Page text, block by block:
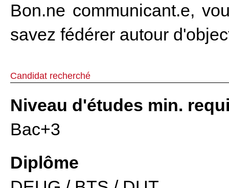
Bon.ne communicant.e,
savez fédérer autour
Candidat recherché
Niveau d'études min.
Bac+3
Diplôme